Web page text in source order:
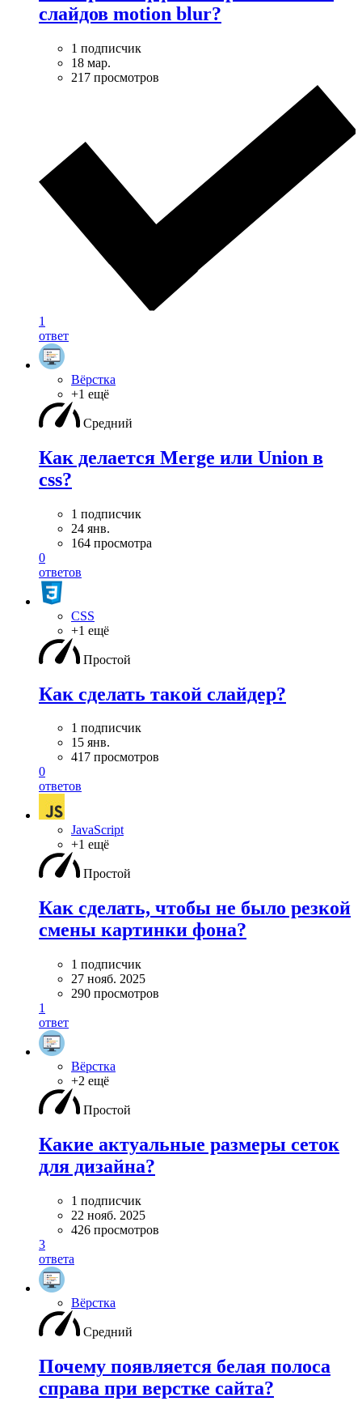
слайдов motion blur?
1 подписчик
18 мар.
217 просмотров
1
ответ
Вёрстка
+1 ещё
Средний
Как делается Merge или Union в
css?
1 подписчик
24 янв.
164 просмотра
0
ответов
CSS
+1 ещё
Простой
Как сделать такой слайдер?
1 подписчик
15 янв.
417 просмотров
0
ответов
JavaScript
+1 ещё
Простой
Как сделать, чтобы не было резкой
смены картинки фона?
1 подписчик
27 нояб. 2025
290 просмотров
1
ответ
Вёрстка
+2 ещё
Простой
Какие актуальные размеры сеток
для дизайна?
1 подписчик
22 нояб. 2025
426 просмотров
3
ответа
Вёрстка
Средний
Почему появляется белая полоса
справа при верстке сайта?